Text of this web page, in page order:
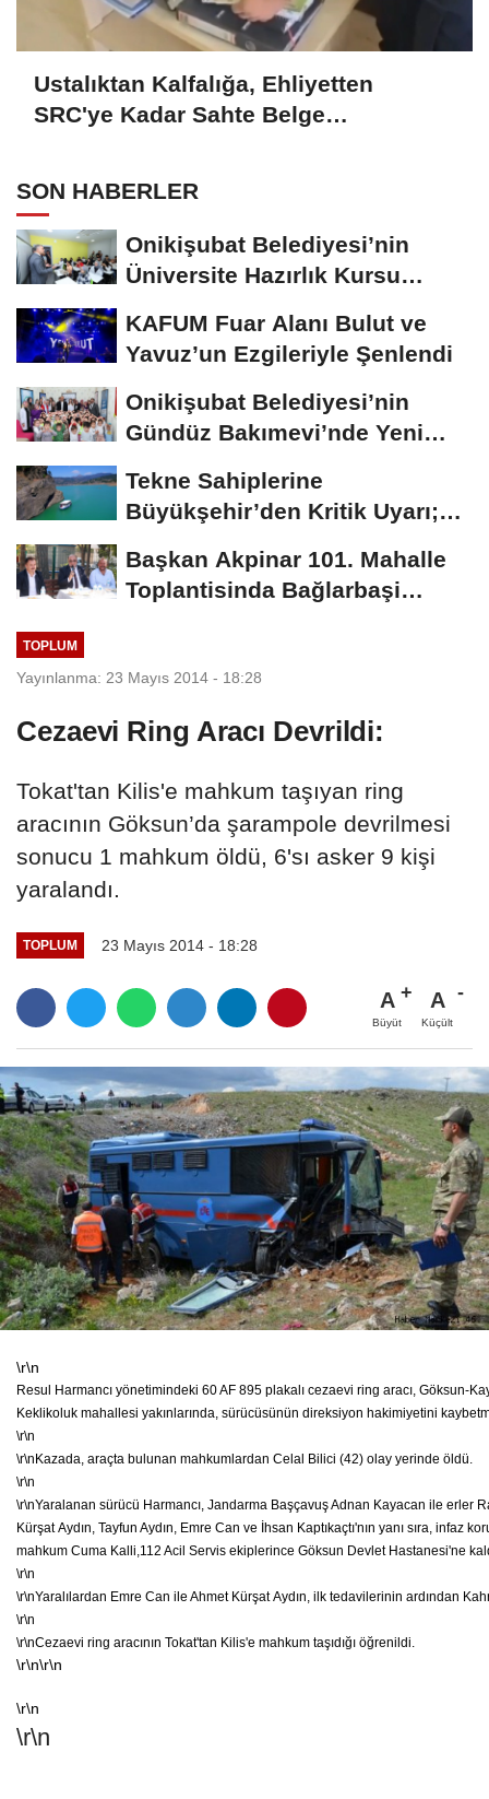
Ustalıktan Kalfalığa, Ehliyetten
SRC'ye Kadar Sahte Belge
SON HABERLER
Onikişubat Belediyesi’nin
Üniversite Hazırlık Kursu
KAFUM Fuar Alanı Bulut ve
Yavuz’un Ezgileriyle Şenlendi
Onikişubat Belediyesi’nin
Gündüz Bakımevi’nde Yeni
Tekne Sahiplerine
Büyükşehir’den Kritik Uyarı;
Başkan Akpinar 101. Mahalle
Toplantisinda Bağlarbaşi
TOPLUM
Yayınlanma: 23 Mayıs 2014 - 18:28
Cezaevi Ring Aracı Devrildi:
Tokat'tan Kilis'e mahkum taşıyan ring
aracının Göksun’da şarampole devrilmesi
sonucu 1 mahkum öldü, 6'sı asker 9 kişi
yaralandı.
TOPLUM 23 Mayıs 2014 - 18:28
A
Büyüt
A
Küçült
\r\n
Resul Harmancı yönetimindeki 60 AF 895 plakalı cezaevi ring aracı, Göksun-
Keklikoluk mahallesi yakınlarında, sürücüsünün direksiyon hakimiyetini
\r\n
\r\n Kazada, araçta bulunan mahkumlardan Celal Bilici (42) olay yerinde öldü.
\r\n
\r\nYaralanan sürücü Harmancı, Jandarma Başçavuş Adnan Kayacan ile erler
Kürşat Aydın, Tayfun Aydın, Emre Can ve İhsan Kaptıkaçtı'nın yanı sıra, infaz
mahkum Cuma Kalli,112 Acil Servis ekiplerince Göksun Devlet Hastanesi'ne
\r\n
\r\nYaralılardan Emre Can ile Ahmet Kürşat Aydın, ilk tedavilerinin ardından
\r\n
\r\nCezaevi ring aracının Tokat'tan Kilis'e mahkum taşıdığı öğrenildi.
\r\n\r\n
\r\n
\r\n